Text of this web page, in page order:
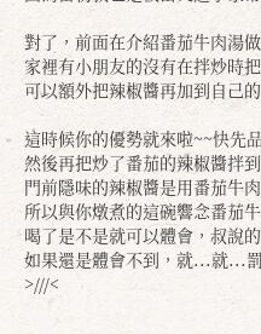
對了，前面在介紹番茄牛肉湯
家裡有小朋友的沒有在拌炒時
可以額外把辣椒醬再加到自己
這時候你的優勢就來啦~~快先
然後再把炒了番茄的辣椒醬拌
門前隱味的辣椒醬是用番茄牛
所以與你燉煮的這碗響念番茄
喝了是不是就可以體會，叔說
如果還是體會不到，就...就...
>///<